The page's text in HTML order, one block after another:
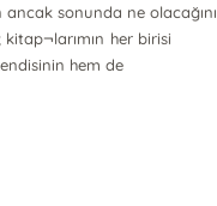
ancak sonunda ne olacağını
her birisi
hem de